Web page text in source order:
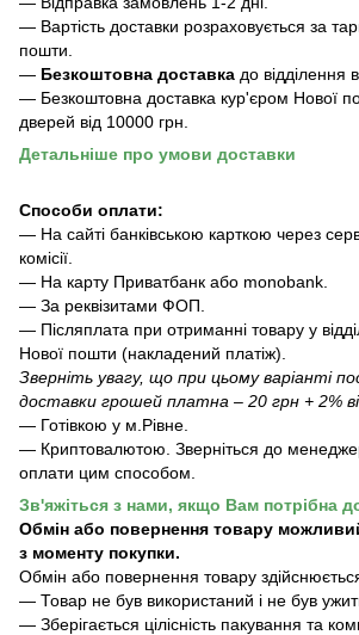
— Вартість доставки розраховується за
пошти.
— Безкоштовна доставка до відділення
— Безкоштовна доставка кур'єром Нової
дверей від 10000 грн.
Детальніше про умови доставки
Способи оплати:
— На сайті банківською карткою через
комісії.
— На карту Приватбанк або monobank.
— За реквізитами ФОП.
— Післяплата при отриманні товару у
Нової пошти (накладений платіж).
Зверніть увагу, що при цьому варіанті
доставки грошей платна – 20 грн + 2%
— Готівкою у м.Рівне.
— Криптовалютою. Зверніться до
оплати цим способом.
Зв'яжіться з нами, якщо Вам потрібна
Обмін або повернення товару
з моменту покупки.
Обмiн або повернення товару
— Товар не був використаний і не був
— Зберiгається цілісність пакування та